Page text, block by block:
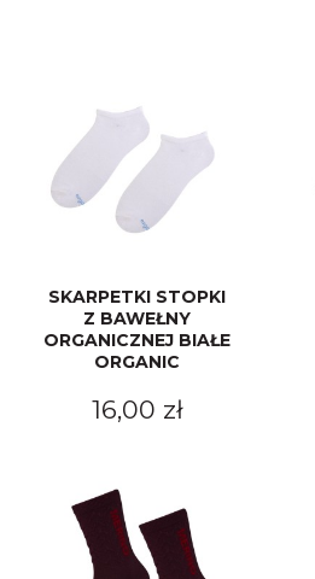
SKARPETKI STOPKI
Z BAWEŁNY
ORGANICZNEJ BIAŁE
ORGANIC
16,00 zł